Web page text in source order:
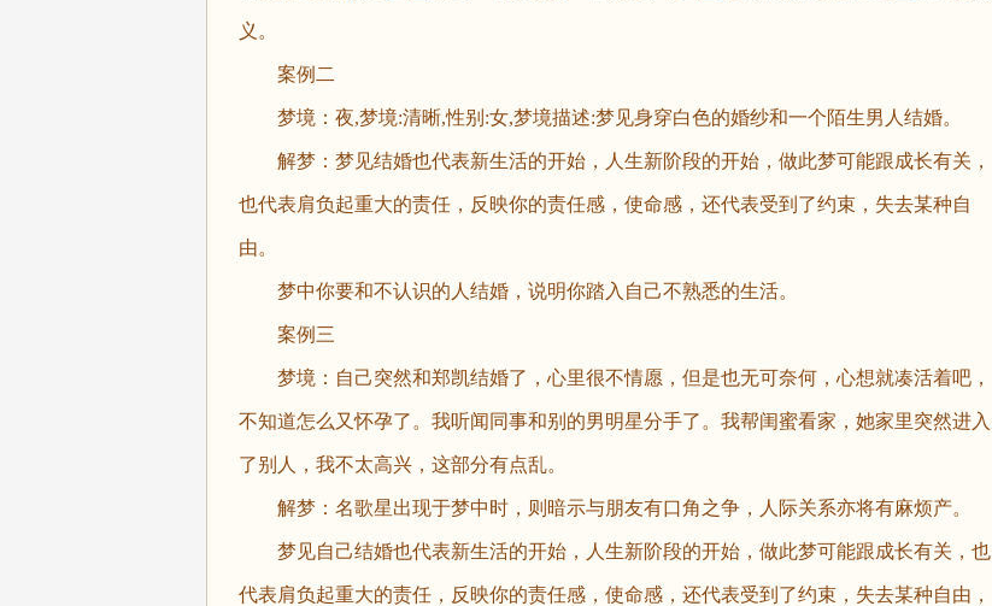
义。
案例二
梦境：夜,梦境:清晰,性别:女,梦境描述:梦见身穿白色的婚纱和一个陌生男人结婚。
解梦：梦见结婚也代表新生活的开始，人生新阶段的开始，做此梦可能跟成长有关，
也代表肩负起重大的责任，反映你的责任感，使命感，还代表受到了约束，失去某种自
由。
梦中你要和不认识的人结婚，说明你踏入自己不熟悉的生活。
案例三
梦境：自己突然和郑凯结婚了，心里很不情愿，但是也无可奈何，心想就凑活着吧，
不知道怎么又怀孕了。我听闻同事和别的男明星分手了。我帮闺蜜看家，她家里突然进入
了别人，我不太高兴，这部分有点乱。
解梦：名歌星出现于梦中时，则暗示与朋友有口角之争，人际关系亦将有麻烦产。
梦见自己结婚也代表新生活的开始，人生新阶段的开始，做此梦可能跟成长有关，也
代表肩负起重大的责任，反映你的责任感，使命感，还代表受到了约束，失去某种自由，